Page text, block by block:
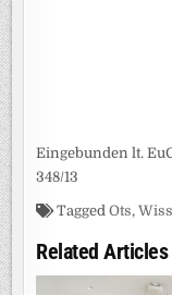
Eingebunden lt.
348/13
TaggedOts,
Related Articles